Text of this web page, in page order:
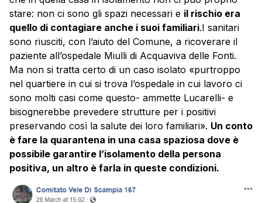
stare: non ci sono gli spazi necessari e il rischio era
quello di contagiare anche i suoi familiari.I sanitari
sono riusciti, con l’aiuto del Comune, a ricoverare il
paziente all’ospedale Miulli di Acquaviva delle Fonti.
Ma non si tratta certo di un caso isolato «purtroppo
nel quartiere in cui si trova l’ospedale in cui lavoro ci
sono molti casi come questo- ammette Lucarelli- e
bisognerebbe prevedere strutture per i positivi
preservando così la salute dei loro familiari». Un conto
è fare la quarantena in una casa spaziosa dove è
possibile garantire l’isolamento della persona
positiva, un altro è farla in queste condizioni.